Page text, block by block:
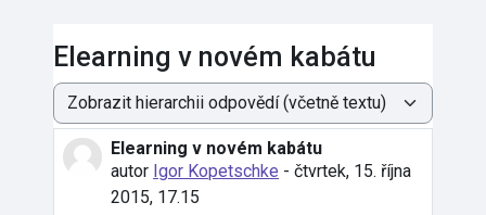
Elearning v novém kabátu
Režim zobrazení
Elearning v novém kabátu
autor Igor Kopetschke -čtvrtek, 15. října
2015, 17.15
Počet odpovědí: 0